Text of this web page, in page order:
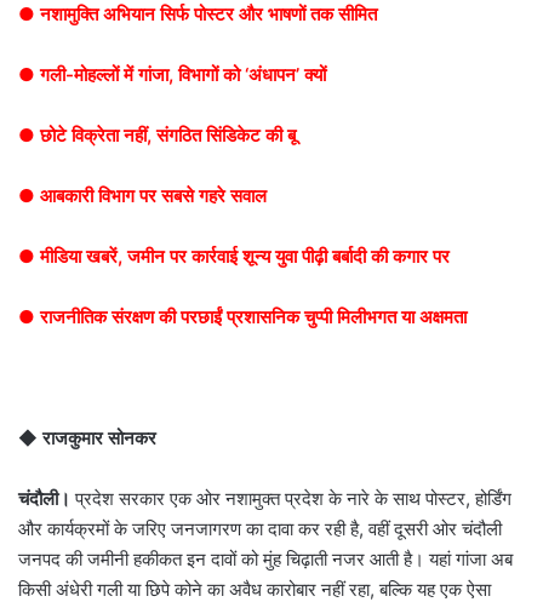
● नशामुक्ति अभियान सिर्फ पोस्टर और भाषणों तक सीमित
● गली-मोहल्लों में गांजा, विभागों को ‘अंधापन’ क्यों
● छोटे विक्रेता नहीं, संगठित सिंडिकेट की बू
● आबकारी विभाग पर सबसे गहरे सवाल
● मीडिया खबरें, जमीन पर कार्रवाई शून्य युवा पीढ़ी बर्बादी की कगार पर
● राजनीतिक संरक्षण की परछाईं प्रशासनिक चुप्पी मिलीभगत या अक्षमता
◆राजकुमार सोनकर
चंदौली। प्रदेश सरकार एक ओर नशामुक्त प्रदेश के नारे के साथ पोस्टर, होर्डिंग
और कार्यक्रमों के जरिए जनजागरण का दावा कर रही है, वहीं दूसरी ओर चंदौली
जनपद की जमीनी हकीकत इन दावों को मुंह चिढ़ाती नजर आती है। यहां गांजा अब
किसी अंधेरी गली या छिपे कोने का अवैध कारोबार नहीं रहा, बल्कि यह एक ऐसा